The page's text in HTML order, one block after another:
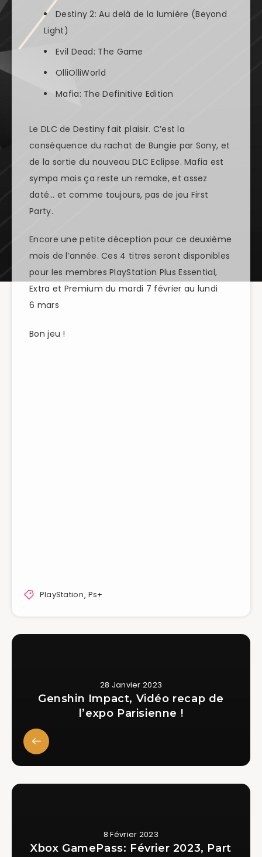
Destiny 2: Au delà de la lumière (Beyond
Light)
Evil Dead: The Game
OlliOlliWorld
Mafia: The Definitive Edition
Le DLC de Destiny fait plaisir. C’est la
conséquence du rachat de Bungie par Sony, et
de la sortie du nouveau DLC Eclipse. Mafia est
sympa mais ça reste un remake, et assez
daté… et comme toujours, pas de jeu First
Party.
Encore une petite déception pour ce deuxième
mois de l’année. Ces 4 titres seront disponibles
pour les membres PlayStation Plus Essential,
Extra et Premium du mardi 7 février au lundi
6 mars
Bon jeu !
PlayStation, Ps+
28 Janvier 2023
Genshin Impact, Vidéo recap de
l’expo Parisienne !
8 Février 2023
Xbox GamePass: Février 2023, Part